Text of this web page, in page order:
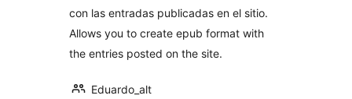
con las entradas publicadas en el sitio.
Allows you to create epub format with
the entries posted on the site.
Eduardo_alt